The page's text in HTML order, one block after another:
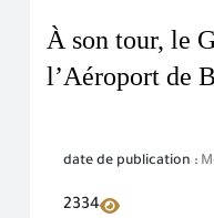
À son tour, le
l’Aéroport de
date de publication :
2334